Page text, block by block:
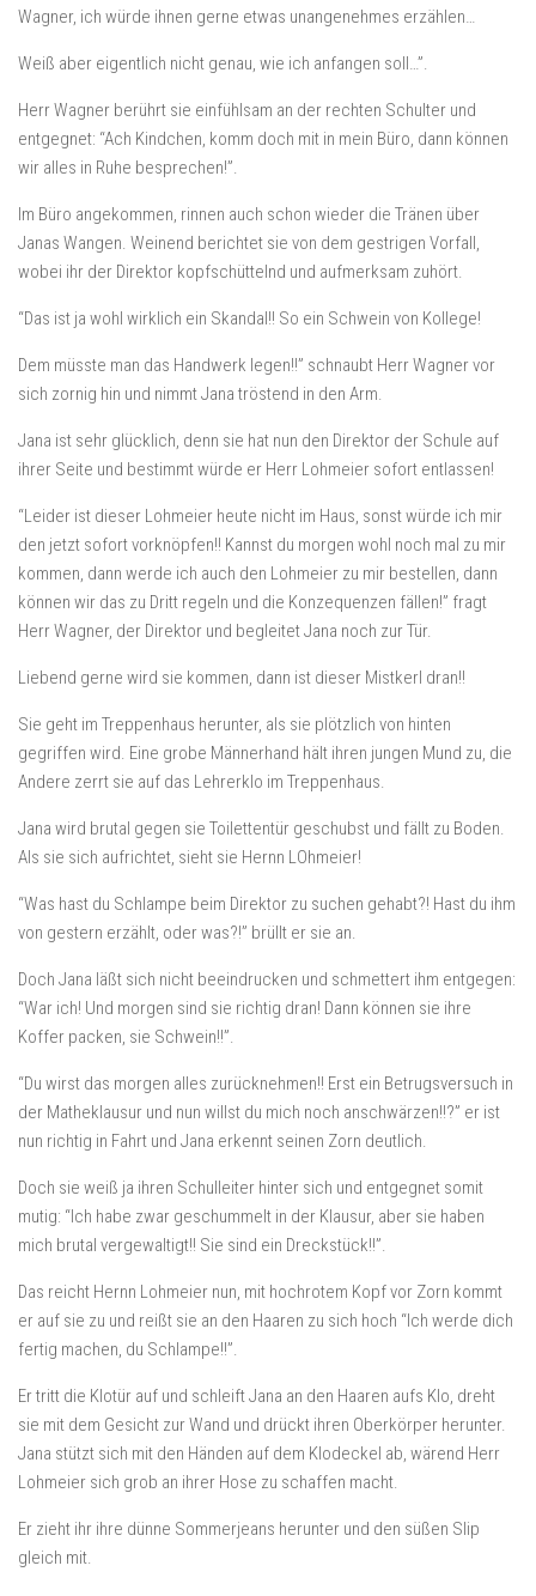
Wagner, ich würde ihnen gerne etwas unangenehmes erzählen…
Weiß aber eigentlich nicht genau, wie ich anfangen soll…”.
Herr Wagner berührt sie einfühlsam an der rechten Schulter und
entgegnet: “Ach Kindchen, komm doch mit in mein Büro, dann können
wir alles in Ruhe besprechen!”.
Im Büro angekommen, rinnen auch schon wieder die Tränen über
Janas Wangen. Weinend berichtet sie von dem gestrigen Vorfall,
wobei ihr der Direktor kopfschüttelnd und aufmerksam zuhört.
“Das ist ja wohl wirklich ein Skandal!! So ein Schwein von Kollege!
Dem müsste man das Handwerk legen!!” schnaubt Herr Wagner vor
sich zornig hin und nimmt Jana tröstend in den Arm.
Jana ist sehr glücklich, denn sie hat nun den Direktor der Schule auf
ihrer Seite und bestimmt würde er Herr Lohmeier sofort entlassen!
“Leider ist dieser Lohmeier heute nicht im Haus, sonst würde ich mir
den jetzt sofort vorknöpfen!! Kannst du morgen wohl noch mal zu mir
kommen, dann werde ich auch den Lohmeier zu mir bestellen, dann
können wir das zu Dritt regeln und die Konzequenzen fällen!” fragt
Herr Wagner, der Direktor und begleitet Jana noch zur Tür.
Liebend gerne wird sie kommen, dann ist dieser Mistkerl dran!!
Sie geht im Treppenhaus herunter, als sie plötzlich von hinten
gegriffen wird. Eine grobe Männerhand hält ihren jungen Mund zu, die
Andere zerrt sie auf das Lehrerklo im Treppenhaus.
Jana wird brutal gegen sie Toilettentür geschubst und fällt zu Boden.
Als sie sich aufrichtet, sieht sie Hernn LOhmeier!
“Was hast du Schlampe beim Direktor zu suchen gehabt?! Hast du ihm
von gestern erzählt, oder was?!” brüllt er sie an.
Doch Jana läßt sich nicht beeindrucken und schmettert ihm entgegen:
“War ich! Und morgen sind sie richtig dran! Dann können sie ihre
Koffer packen, sie Schwein!!”.
“Du wirst das morgen alles zurücknehmen!! Erst ein Betrugsversuch in
der Matheklausur und nun willst du mich noch anschwärzen!!?” er ist
nun richtig in Fahrt und Jana erkennt seinen Zorn deutlich.
Doch sie weiß ja ihren Schulleiter hinter sich und entgegnet somit
mutig: “Ich habe zwar geschummelt in der Klausur, aber sie haben
mich brutal vergewaltigt!! Sie sind ein Dreckstück!!”.
Das reicht Hernn Lohmeier nun, mit hochrotem Kopf vor Zorn kommt
er auf sie zu und reißt sie an den Haaren zu sich hoch “Ich werde dich
fertig machen, du Schlampe!!”.
Er tritt die Klotür auf und schleift Jana an den Haaren aufs Klo, dreht
sie mit dem Gesicht zur Wand und drückt ihren Oberkörper herunter.
Jana stützt sich mit den Händen auf dem Klodeckel ab, wärend Herr
Lohmeier sich grob an ihrer Hose zu schaffen macht.
Er zieht ihr ihre dünne Sommerjeans herunter und den süßen Slip
gleich mit.